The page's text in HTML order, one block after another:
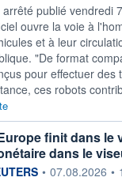
arrêté publié vendredi
ouvre la voie à
et à leur
"De format
pour effectuer des
ces robots
finit dans le
dans le
fournie par
• 07.08.2026 •